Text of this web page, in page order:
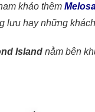
khảo thêm
lưu hay những
Island nằm bên